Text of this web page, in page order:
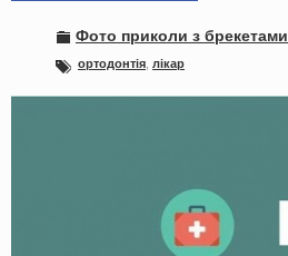
Фото приколи з брекетами
ортодонтія лікар